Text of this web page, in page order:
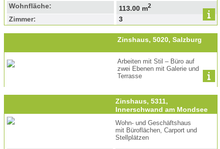
Wohnfläche: 113.00 m2
Zimmer: 3
Zinshaus, 5020, Salzburg
Arbeiten mit Stil – Büro auf
zwei Ebenen mit Galerie und
Terrasse
Zinshaus, 5311,
Innerschwand am Mondsee
Wohn- und Geschäftshaus
mit Büroflächen, Carport und
Stellplätzen